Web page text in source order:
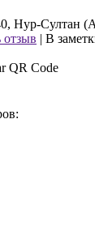
Нур-Султан
отзыв | В